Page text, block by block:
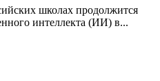
школах продолжится
интеллекта (ИИ) в...